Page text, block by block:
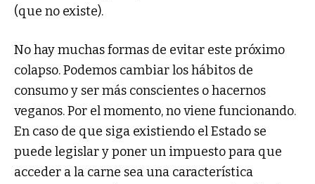
(que no existe).
No hay muchas formas de evitar este próximo
colapso. Podemos cambiar los hábitos de
consumo y ser más conscientes o hacernos
veganos. Por el momento, no viene funcionando.
En caso de que siga existiendo el Estado se
puede legislar y poner un impuesto para que
acceder a la carne sea una característica